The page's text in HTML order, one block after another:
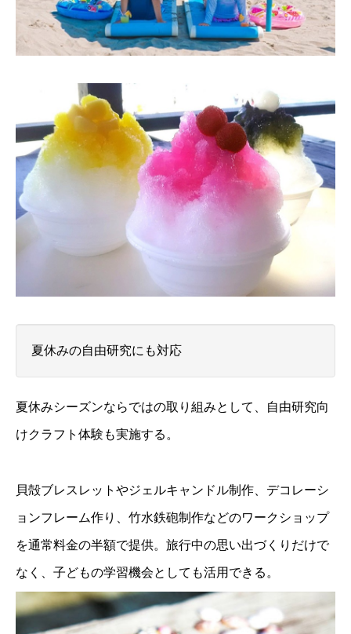
夏休みの自由研究にも対応
夏休みシーズンならではの取り組みとして、自由研究向
けクラフト体験も実施する。
貝殻ブレスレットやジェルキャンドル制作、デコレーシ
ョンフレーム作り、竹水鉄砲制作などのワークショップ
を通常料金の半額で提供。旅行中の思い出づくりだけで
なく、子どもの学習機会としても活用できる。